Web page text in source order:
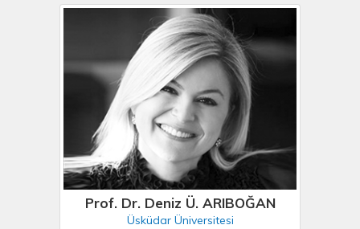
Prof. Dr. Deniz Ü. ARIBOĞAN
Üsküdar Üniversitesi